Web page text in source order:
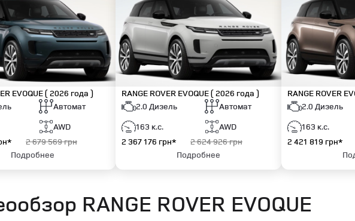
EVOQUE( 2026 года )
Автомат
AWD
2 679 569 грн
Подробнее
RANGE ROVER EVOQUE( 2026 года )
2.0 Дизель
Автомат
163 к.с.
AWD
2 367 176 грн*
2 624 926 грн
Подробнее
RANGE ROVER
2.0 Дизель
163 к.с.
2 421 819 грн*
RANGE ROVER EVOQUE